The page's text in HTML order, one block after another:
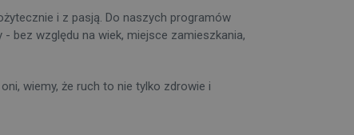
i z pasją. Do naszych programów
bez względu na wiek, miejsce zamieszkania,
wiemy, że ruch to nie tylko zdrowie i